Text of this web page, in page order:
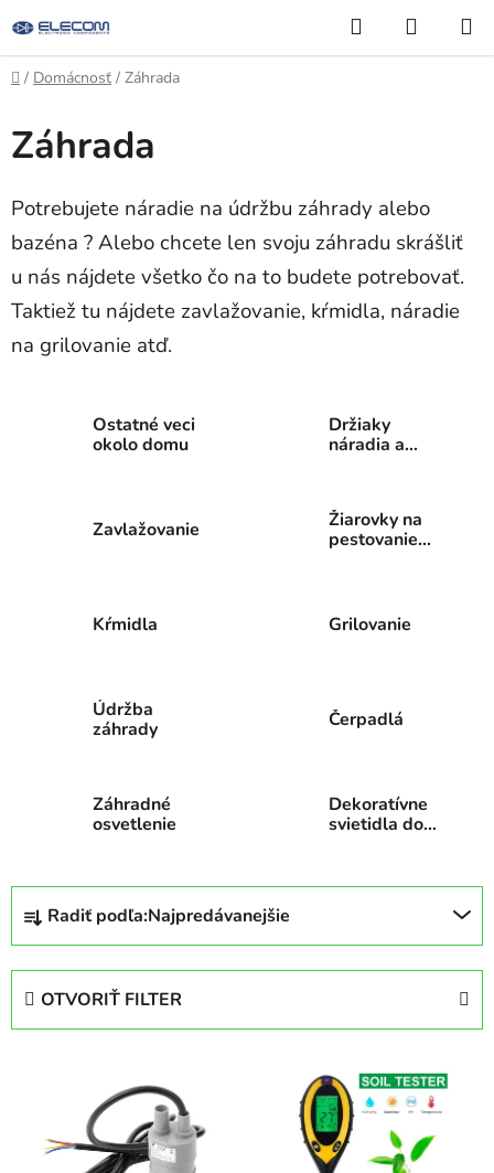
na
obsah
Hľadať
KOŠÍK
Domov
/ Domácnosť / Záhrada
Záhrada
Potrebujete náradie na údržbu záhrady alebo
bazéna ? Alebo chcete len svoju záhradu skrášliť
u nás nájdete všetko čo na to budete potrebovať.
Taktiež tu nájdete zavlažovanie, kŕmidla, náradie
na grilovanie atď.
Ostatné veci
okolo domu
Držiaky
náradia a
Zavlažovanie
Žiarovky na
pestovanie
Kŕmidla
Grilovanie
Údržba
záhrady
Čerpadlá
Záhradné
osvetlenie
Dekoratívne
svietidla do
R
d
Radiť podľa:Najpredávanejšie
OTVORIŤ FILTER